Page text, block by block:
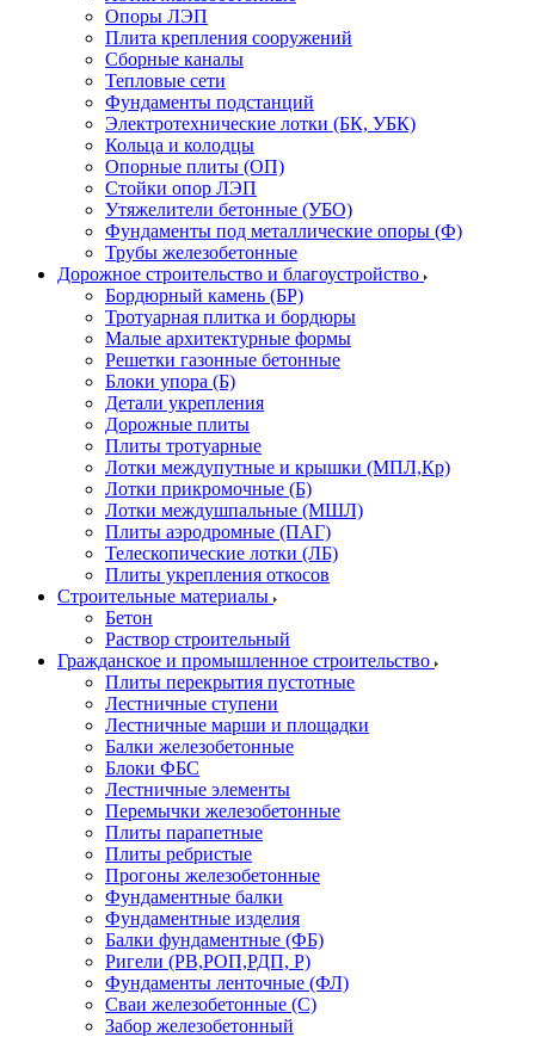
Опоры ЛЭП
Плита крепления сооружений
Сборные каналы
Тепловые сети
Фундаменты подстанций
Электротехнические лотки (БК, УБК)
Кольца и колодцы
Опорные плиты (ОП)
Стойки опор ЛЭП
Утяжелители бетонные (УБО)
Фундаменты под металлические опоры (Ф)
Трубы железобетонные
Дорожное строительство и благоустройство
Бордюрный камень (БР)
Тротуарная плитка и бордюры
Малые архитектурные формы
Решетки газонные бетонные
Блоки упора (Б)
Детали укрепления
Дорожные плиты
Плиты тротуарные
Лотки междупутные и крышки (МПЛ,Кр)
Лотки прикромочные (Б)
Лотки междушпальные (МШЛ)
Плиты аэродромные (ПАГ)
Телескопические лотки (ЛБ)
Плиты укрепления откосов
Строительные материалы
Бетон
Раствор строительный
Гражданское и промышленное строительство
Плиты перекрытия пустотные
Лестничные ступени
Лестничные марши и площадки
Балки железобетонные
Блоки ФБС
Лестничные элементы
Перемычки железобетонные
Плиты парапетные
Плиты ребристые
Прогоны железобетонные
Фундаментные балки
Фундаментные изделия
Балки фундаментные (ФБ)
Ригели (РВ,РОП,РДП, Р)
Фундаменты ленточные (ФЛ)
Сваи железобетонные (С)
Забор железобетонный